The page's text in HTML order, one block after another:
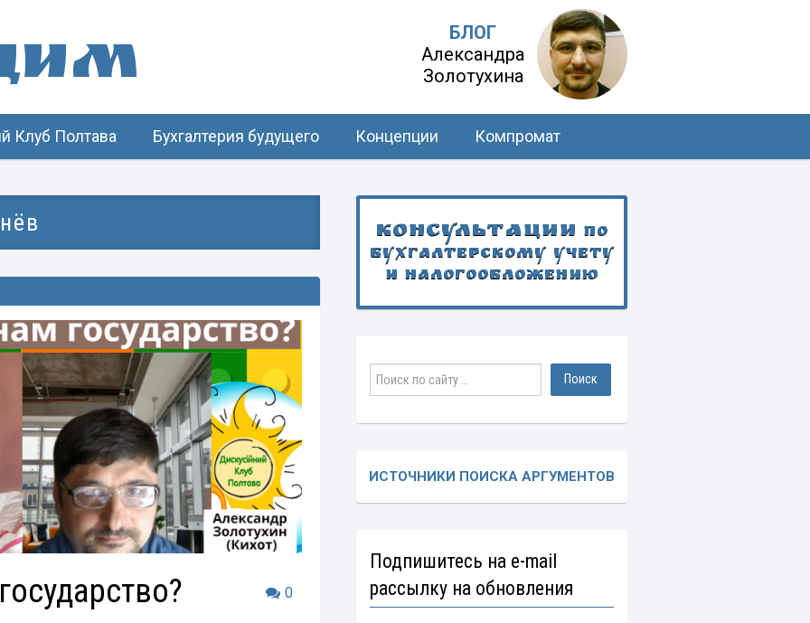
БЛОГ
Александра
Золотухина
Клуб Полтава Бухгалтерия будущего Концепции Компромат
0
Консультации по
бухгалтерскому учету
и налогообложению
ИСТОЧНИКИ ПОИСКА АРГУМЕНТОВ
Подпишитесь на e-mail
рассылку на обновления